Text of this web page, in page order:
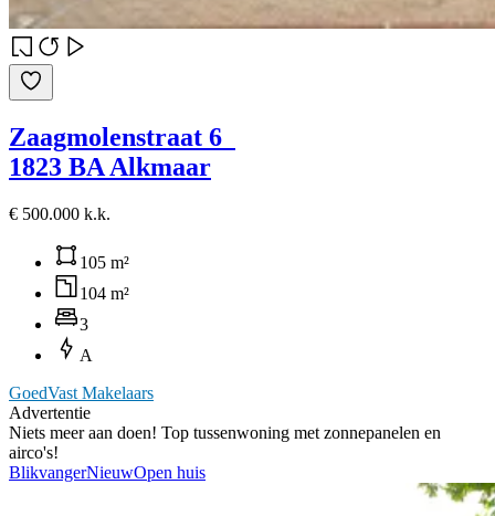
Zaagmolenstraat 6
1823 BA Alkmaar
€ 500.000 k.k.
105 m²
104 m²
3
A
GoedVast Makelaars
Advertentie
Niets meer aan doen! Top tussenwoning met zonnepanelen en
airco's!
BlikvangerNieuwOpen huis